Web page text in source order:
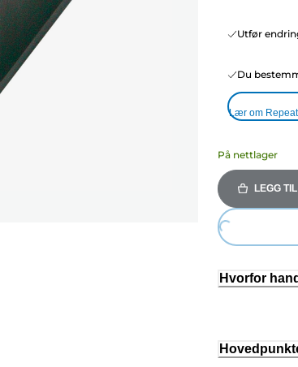
Utfør
Du
Lær om
På nettlager
LEGG
Loading...
Hvorfor